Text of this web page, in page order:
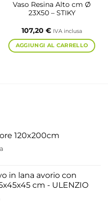
Vaso Resina Alto cm Ø
23X50 – STIKY
107,20 € IVA inclusa
AGGIUNGI AL CARRELLO
120x200cm
in lana avorio con
cm - ULENZIO